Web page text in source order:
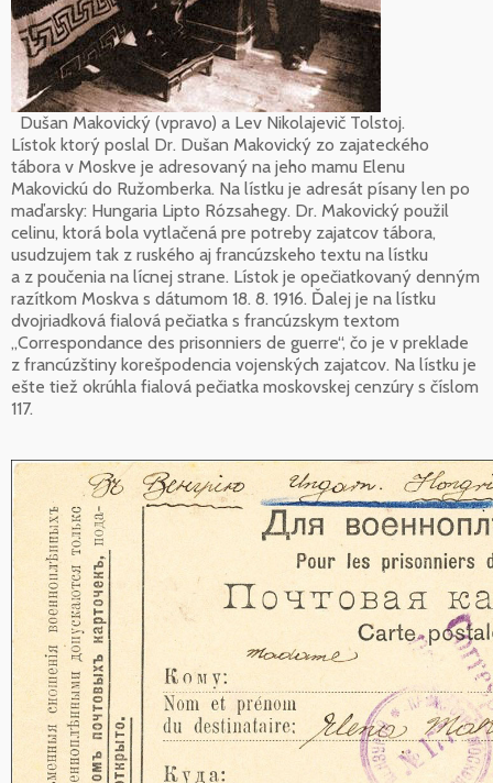
Dušan Makovický (vpravo) a Lev Nikolajevič Tolstoj.
Lístok ktorý poslal Dr. Dušan Makovický zo zajateckého
tábora v Moskve je adresovaný na jeho mamu Elenu
Makovickú do Ružomberka. Na lístku je adresát písany len po
maďarsky: Hungaria Lipto Rózsahegy. Dr. Makovický použil
celinu, ktorá bola vytlačená pre potreby zajatcov tábora,
usudzujem tak z ruského aj francúzskeho textu na lístku
a z poučenia na lícnej strane. Lístok je opečiatkovaný denným
razítkom Moskva s dátumom 18. 8. 1916. Ďalej je na lístku
dvojriadková fialová pečiatka s francúzskym textom
„Correspondance des prisonniers de guerre“, čo je v preklade
z francúzštiny korešpodencia vojenských zajatcov. Na lístku je
ešte tiež okrúhla fialová pečiatka moskovskej cenzúry s číslom
117.